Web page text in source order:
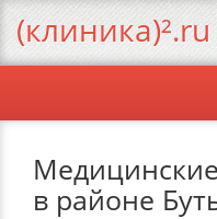
в районе
(клиника)².ru